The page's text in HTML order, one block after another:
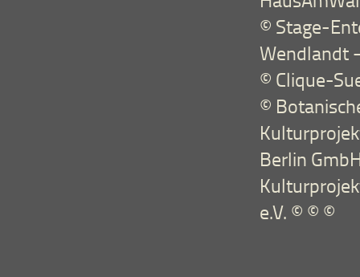
© Stage-
Wendlandt
© Clique-
©
Berlin
e.V. © © ©